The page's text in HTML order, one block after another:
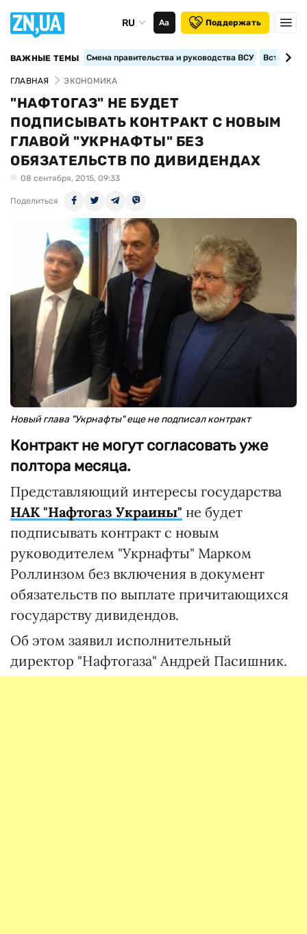
RU Аа Поддержать
ВАЖНЫЕ ТЕМЫ Смена правительства и руководства ВСУ
ГЛАВНАЯ ЭКОНОМИКА
"НАФТОГАЗ" НЕ БУДЕТ
ПОДПИСЫВАТЬ КОНТРАКТ С НОВЫМ
ГЛАВОЙ "УКРНАФТЫ" БЕЗ
ОБЯЗАТЕЛЬСТВ ПО ДИВИДЕНДАХ
08 сентября, 2015, 09:33
Поделиться
Новый глава "Укрнафты" еще не подписал контракт
Контракт не могут согласовать уже
полтора месяца.
Представляющий интересы государства
НАК "Нафтогаз Украины" не будет
подписывать контракт с новым
руководителем "Укрнафты" Марком
Роллинзом без включения в документ
обязательств по выплате причитающихся
государству дивидендов.
Об этом заявил исполнительный
директор "Нафтогаза" Андрей Пасишник.